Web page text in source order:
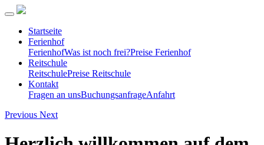
Startseite
Ferienhof
FerienhofWas ist noch frei?Preise Ferienhof
Reitschule
ReitschulePreise Reitschule
Kontakt
Fragen an unsBuchungsanfrageAnfahrt
Previous Next